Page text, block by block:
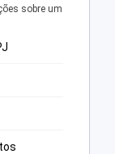
sobre um